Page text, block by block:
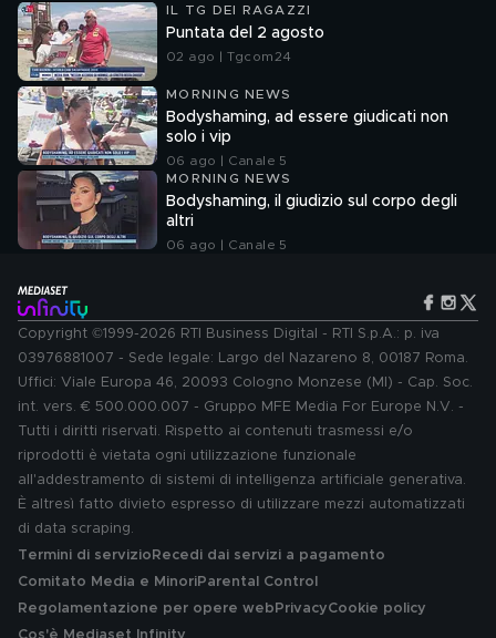
IL TG DEI RAGAZZI
Puntata del 2 agosto
02 ago | Tgcom24
MORNING NEWS
Bodyshaming, ad essere giudicati non
solo i vip
06 ago | Canale 5
MORNING NEWS
Bodyshaming, il giudizio sul corpo degli
altri
06 ago | Canale 5
Copyright ©1999-2026 RTI Business Digital - RTI S.p.A.: p. iva
03976881007 - Sede legale: Largo del Nazareno 8, 00187 Roma.
Uffici: Viale Europa 46, 20093 Cologno Monzese (MI) - Cap. Soc.
int. vers. € 500.000.007 - Gruppo MFE Media For Europe N.V. -
Tutti i diritti riservati. Rispetto ai contenuti trasmessi e/o
riprodotti è vietata ogni utilizzazione funzionale
all'addestramento di sistemi di intelligenza artificiale generativa.
È altresì fatto divieto espresso di utilizzare mezzi automatizzati
di data scraping.
Termini di servizio Recedi dai servizi a pagamento
Comitato Media e MinoriParental Control
Regolamentazione per opere web PrivacyCookie policy